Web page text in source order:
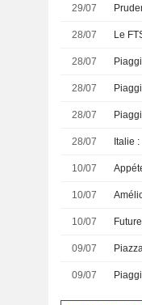
29/07
28/07 Le
28/07
28/07
28/07
28/07 Italie
10/07
10/07
10/07
09/07
09/07